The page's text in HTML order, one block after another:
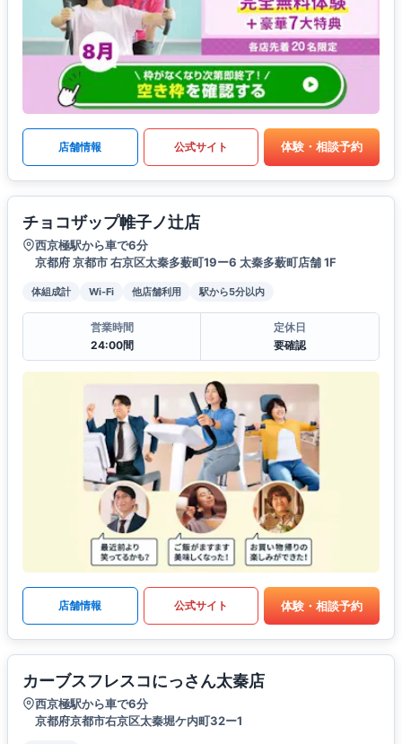
店舗情報 公式サイト 体験・相談予約
チョコザップ帷子ノ辻店
西京極駅から車で6分
京都府 京都市 右京区太秦多薮町19ー6 太秦多薮町店舗 1F
体組成計 Wi-Fi 他店舗利用 駅から5分以内
営業時間
24:00間
定休日
要確認
店舗情報 公式サイト 体験・相談予約
カーブスフレスコにっさん太秦店
西京極駅から車で6分
京都府京都市右京区太秦堀ケ内町32ー1